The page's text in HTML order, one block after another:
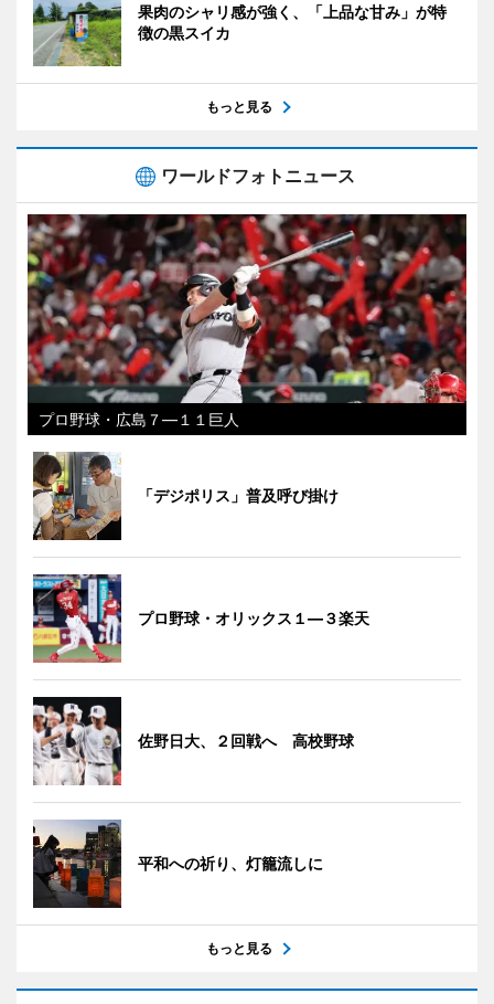
果肉のシャリ感が強く、「上品な甘み」が特
徴の黒スイカ
もっと見る
ワールドフォトニュース
プロ野球・広島７―１１巨人
「デジポリス」普及呼び掛け
プロ野球・オリックス１―３楽天
佐野日大、２回戦へ 高校野球
平和への祈り、灯籠流しに
もっと見る